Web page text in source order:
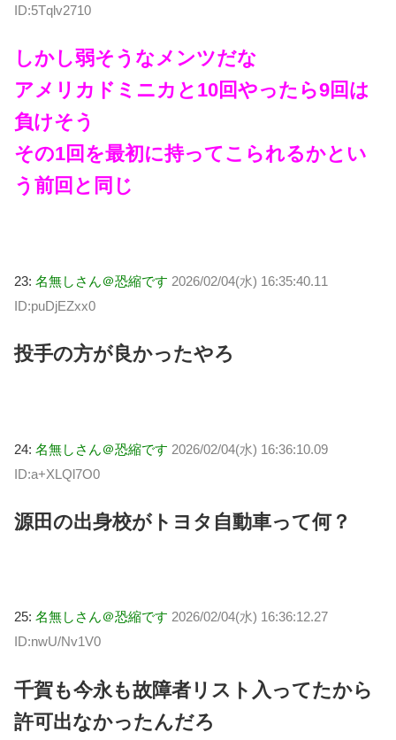
ID:5Tqlv2710
しかし弱そうなメンツだな
アメリカドミニカと10回やったら9回は
負けそう
その1回を最初に持ってこられるかとい
う前回と同じ
23: 名無しさん＠恐縮です 2026/02/04(水) 16:35:40.11
ID:puDjEZxx0
投手の方が良かったやろ
24: 名無しさん＠恐縮です 2026/02/04(水) 16:36:10.09
ID:a+XLQl7O0
源田の出身校がトヨタ自動車って何？
25: 名無しさん＠恐縮です 2026/02/04(水) 16:36:12.27
ID:nwU/Nv1V0
千賀も今永も故障者リスト入ってたから
許可出なかったんだろ